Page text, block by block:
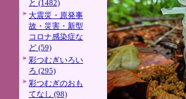
と (1482)
大震災・原発事
故・災害・新型
コロナ感染症な
ど (59)
彩つむぎいろい
ろ (295)
彩つむぎのおも
てなし (98)